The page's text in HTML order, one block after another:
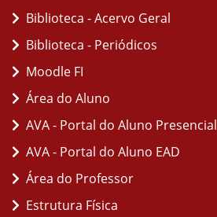
Biblioteca - Acervo Geral
Biblioteca - Periódicos
Moodle FI
Área do Aluno
AVA - Portal do Aluno Presencial
AVA - Portal do Aluno EAD
Área do Professor
Estrutura Física